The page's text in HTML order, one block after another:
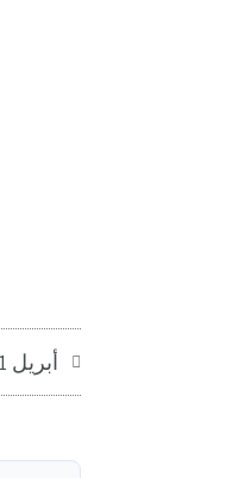
أبريل 21, 2026